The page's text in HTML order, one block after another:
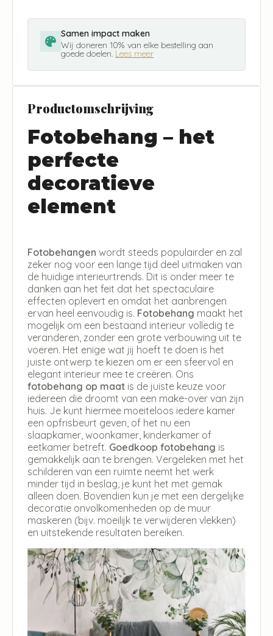
Samen impact maken
Wij doneren 10% van elke bestelling aan
goede doelen. Lees meer
Productomschrijving
Fotobehang – het
perfecte
decoratieve
element
Fotobehangen wordt steeds populairder en zal
zeker nog voor een lange tijd deel uitmaken van
de huidige interieurtrends. Dit is onder meer te
danken aan het feit dat het spectaculaire
effecten oplevert en omdat het aanbrengen
ervan heel eenvoudig is. Fotobehang maakt het
mogelijk om een bestaand interieur volledig te
veranderen, zonder een grote verbouwing uit te
voeren. Het enige wat jij hoeft te doen is het
juiste ontwerp te kiezen om er een sfeervol en
elegant interieur mee te creëren. Ons
fotobehang op maat is de juiste keuze voor
iedereen die droomt van een make-over van zijn
huis. Je kunt hiermee moeiteloos iedere kamer
een opfrisbeurt geven, of het nu een
slaapkamer, woonkamer, kinderkamer of
eetkamer betreft. Goedkoop fotobehang is
gemakkelijk aan te brengen. Vergeleken met het
schilderen van een ruimte neemt het werk
minder tijd in beslag, je kunt het met gemak
alleen doen. Bovendien kun je met een dergelijke
decoratie onvolkomenheden op de muur
maskeren (bijv. moeilijk te verwijderen vlekken)
en uitstekende resultaten bereiken.